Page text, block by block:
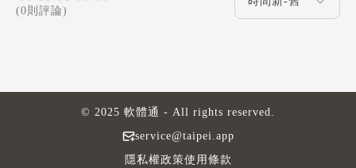
(0則評論)
service@taipei.app
© 2025 軟體通 - All rights reserved.
隱私權政策使用條款